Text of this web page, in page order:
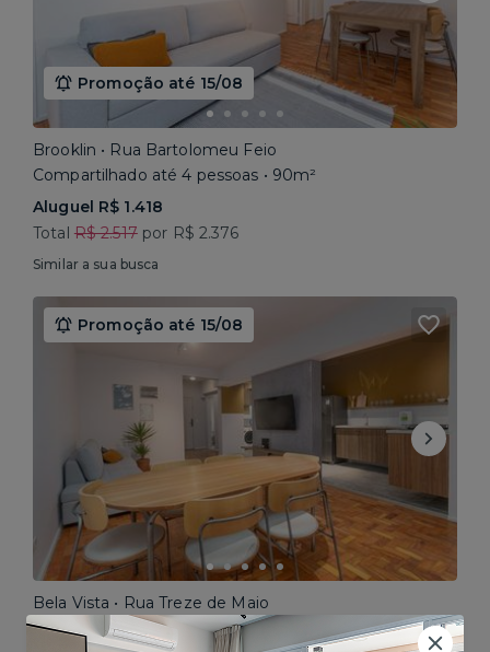
Promoção até 15/08
Brooklin • Rua Bartolomeu Feio
Compartilhado até 4 pessoas • 90m²
Aluguel R$ 1.418
Total R$ 2.517por R$ 2.376
Similar a sua busca
Promoção até 15/08
Bela Vista • Rua Treze de Maio
Compartilhado até 5 pessoas • 160m²